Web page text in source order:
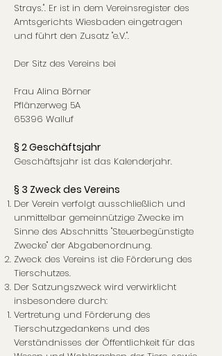
Strays.". Er ist in dem Vereinsregister des
Amtsgerichts Wiesbaden eingetragen
und führt den Zusatz "e.V.".
Der Sitz des Vereins bei
Frau Alina Börner
Pflänzerweg 5A
65396 Walluf
§ 2 Geschäftsjahr
Geschäftsjahr ist das Kalenderjahr.
§ 3 Zweck des Vereins
Der Verein verfolgt ausschließlich und
unmittelbar gemeinnützige Zwecke im
Sinne des Abschnitts "Steuerbegünstigte
Zwecke" der Abgabenordnung.
Zweck des Vereins ist die Förderung des
Tierschutzes.
Der Satzungszweck wird verwirklicht
insbesondere durch:
Vertretung und Förderung des
Tierschutzgedankens und des
Verständnisses der Öffentlichkeit für das